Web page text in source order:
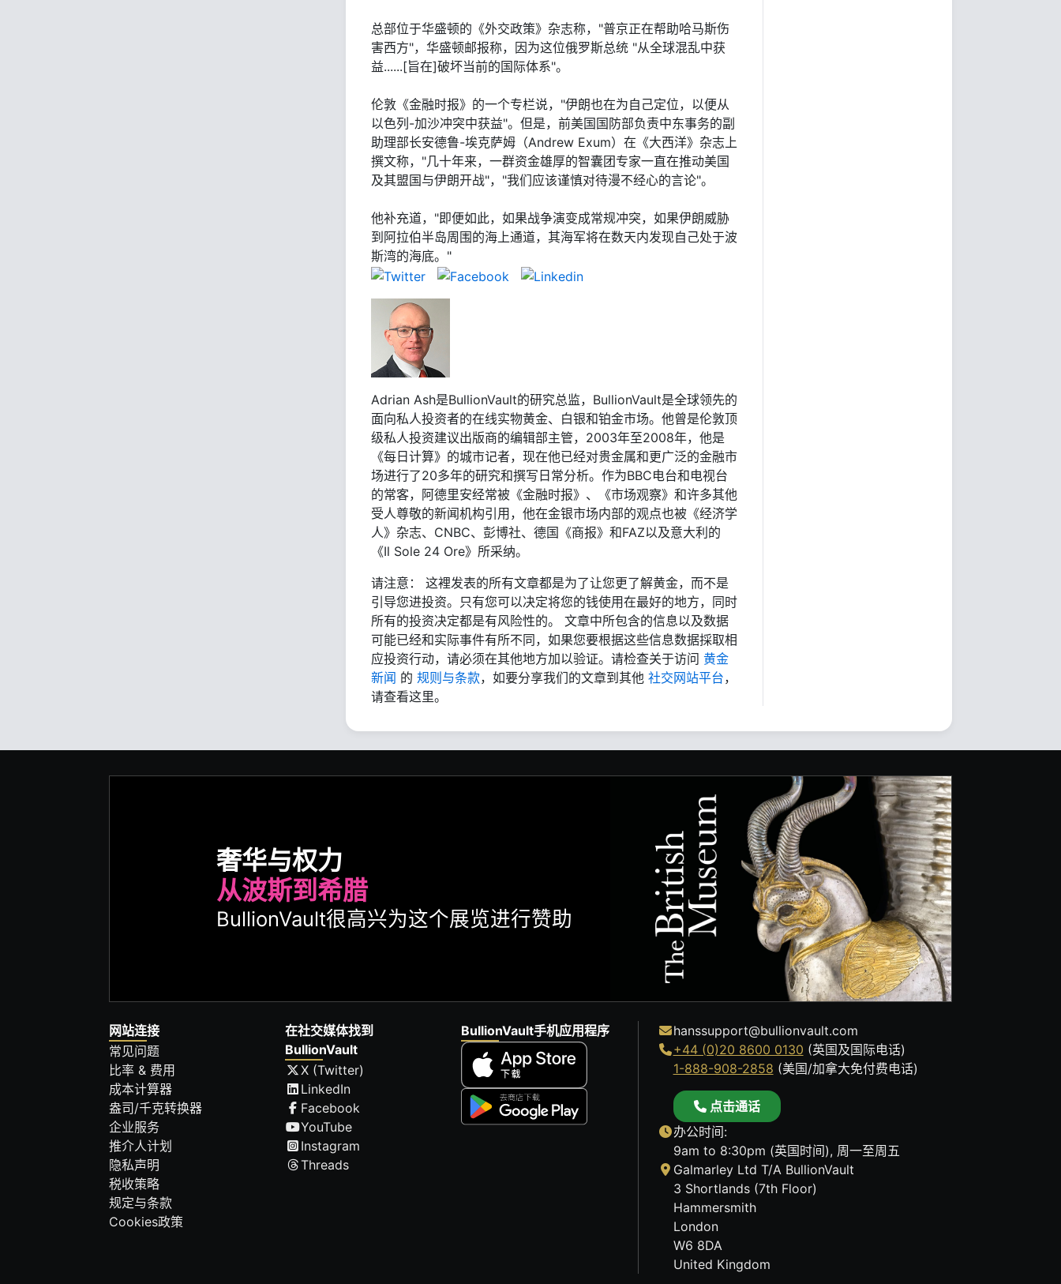
总部位于华盛顿的《外交政策》杂志称，"普京正在帮助哈马斯伤
害西方"，华盛顿邮报称，因为这位俄罗斯总统 "从全球混乱中获
益......[旨在]破坏当前的国际体系"。
伦敦《金融时报》的一个专栏说，"伊朗也在为自己定位，以便从
以色列-加沙冲突中获益"。但是，前美国国防部负责中东事务的副
助理部长安德鲁-埃克萨姆（Andrew Exum）在《大西洋》杂志上
撰文称，"几十年来，一群资金雄厚的智囊团专家一直在推动美国
及其盟国与伊朗开战"，"我们应该谨慎对待漫不经心的言论"。
他补充道，"即便如此，如果战争演变成常规冲突，如果伊朗威胁
到阿拉伯半岛周围的海上通道，其海军将在数天内发现自己处于波
斯湾的海底。"
Adrian Ash是BullionVault的研究总监，BullionVault是全球领先的
面向私人投资者的在线实物黄金、白银和铂金市场。他曾是伦敦顶
级私人投资建议出版商的编辑部主管，2003年至2008年，他是
《每日计算》的城市记者，现在他已经对贵金属和更广泛的金融市
场进行了20多年的研究和撰写日常分析。作为BBC电台和电视台
的常客，阿德里安经常被《金融时报》、《市场观察》和许多其他
受人尊敬的新闻机构引用，他在金银市场内部的观点也被《经济学
人》杂志、CNBC、彭博社、德国《商报》和FAZ以及意大利的
《Il Sole 24 Ore》所采纳。
请注意： 这裡发表的所有文章都是为了让您更了解黄金，而不是
引导您进投资。只有您可以决定将您的钱使用在最好的地方，同时
所有的投资决定都是有风险性的。 文章中所包含的信息以及数据
可能已经和实际事件有所不同，如果您要根据这些信息数据採取相
应投资行动，请必须在其他地方加以验证。请检查关于访问 黄金
新闻 的 规则与条款，如要分享我们的文章到其他 社交网站平台，
请查看这里。
奢华与权力
从波斯到希腊
BullionVault很高兴为这个展览进行赞助
网站连接
常见问题
比率 & 费用
成本计算器
盎司/千克转换器
企业服务
推介人计划
隐私声明
税收策略
规定与条款
Cookies政策
在社交媒体找到
BullionVault
X (Twitter)
LinkedIn
Facebook
YouTube
Instagram
Threads
BullionVault手机应用程序
hanssupport@bullionvault.com
+44 (0)20 8600 0130 (英国及国际电话)
1-888-908-2858 (美国/加拿大免付费电话)
点击通话
办公时间:
9am to 8:30pm (英国时间), 周一至周五
Galmarley Ltd T/A BullionVault
3 Shortlands (7th Floor)
Hammersmith
London
W6 8DA
United Kingdom